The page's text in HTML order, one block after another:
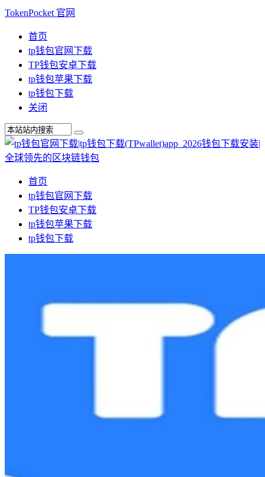
TokenPocket 官网
首页
tp钱包官网下载
TP钱包安卓下载
tp钱包苹果下载
tp钱包下载
关闭
首页
tp钱包官网下载
TP钱包安卓下载
tp钱包苹果下载
tp钱包下载